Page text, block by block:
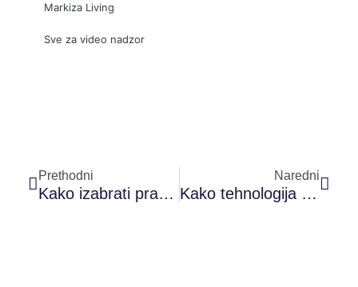
Markiza Living
Sve za video nadzor
Prethodni
Kako izabrati pravo mesto za izlazak kada nemaju svi u društvu isti ukus?
Naredni
Kako tehnologija menja način na koji pratimo sport?